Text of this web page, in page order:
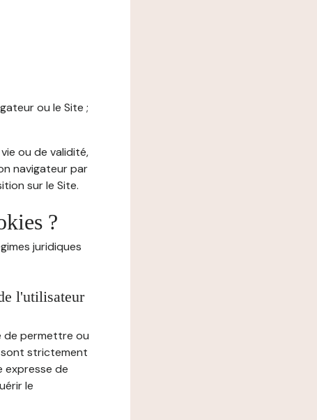
ou le Site ;
ou de validité,
navigateur par
sur le Site.
?
juridiques
l'utilisateur
de permettre ou
sont strictement
expresse de
le